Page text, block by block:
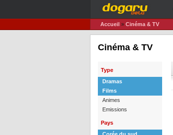
Accueil » Cinéma & TV
Cinéma & TV
Type
Dramas
Films
Animes
Emissions
Pays